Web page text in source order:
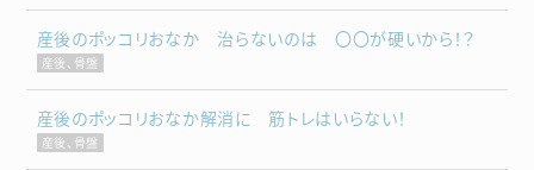
産後のポッコリおなか 治らないのは 〇〇が硬いから！？
産後、骨盤
産後のポッコリおなか解消に 筋トレはいらない！
産後、骨盤